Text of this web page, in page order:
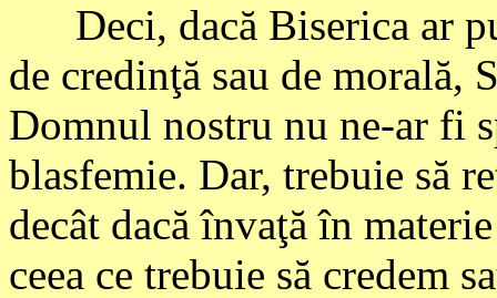
Deci, dacă Biserica ar
de credinţă sau de
Domnul nostru nu ne-ar fi
blasfemie. Dar, trebuie să
decât dacă învaţă în
ceea ce trebuie să credem